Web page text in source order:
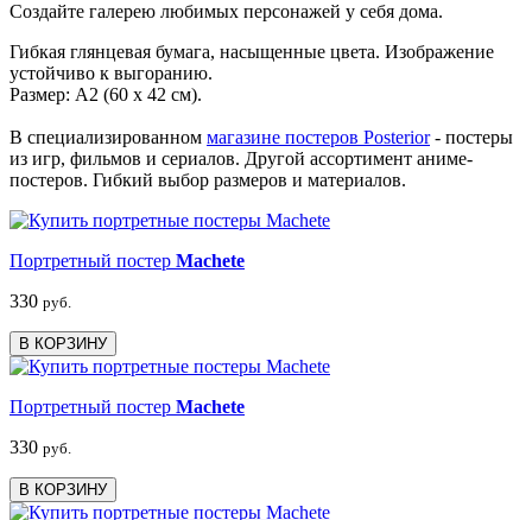
Создайте галерею любимых персонажей у себя дома.
Гибкая глянцевая бумага, насыщенные цвета. Изображение
устойчиво к выгоранию.
Размер: А2 (60 х 42 см).
В специализированном магазине постеров Posterior- постеры
из игр, фильмов и сериалов. Другой ассортимент аниме-
постеров. Гибкий выбор размеров и материалов.
Портретный постер Machete
330 руб.
В КОРЗИНУ
Портретный постер Machete
330 руб.
В КОРЗИНУ